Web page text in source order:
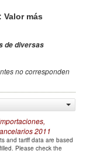
Valor más
de diversas
no corresponden
2011
and tariff data are based
Please check the